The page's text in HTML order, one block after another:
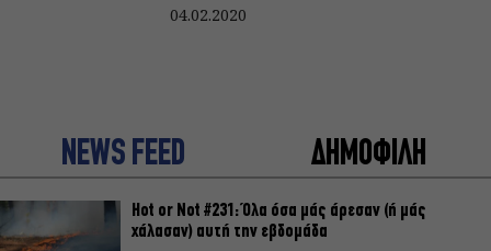
04.02.2020
NEWS FEED ΔΗΜΟΦΙΛΗ
Hot or Not #231: Όλα όσα μάς άρεσαν (ή μάς
χάλασαν) αυτή την εβδομάδα